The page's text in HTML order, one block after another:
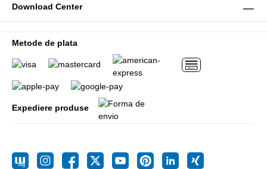
Download Center
Metode de plata
Expediere produse